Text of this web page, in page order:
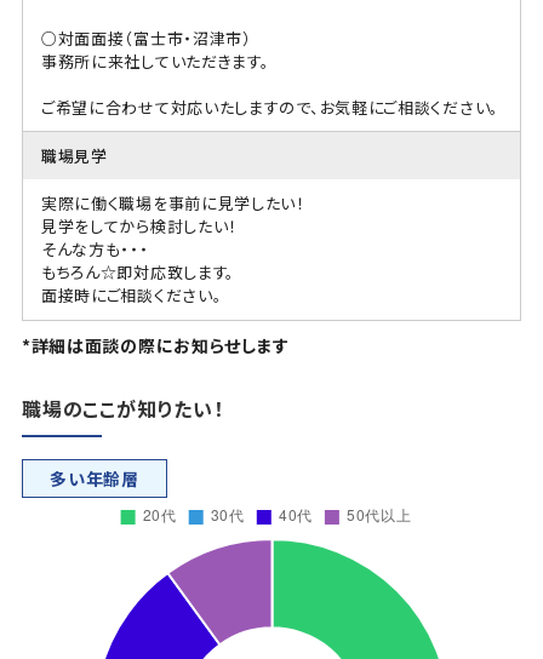
○対面面接（富士市・沼津市）
事務所に来社していただきます。
ご希望に合わせて対応いたしますので、お気軽にご相談ください。
職場見学
実際に働く職場を事前に見学したい！
見学をしてから検討したい！
そんな方も・・・
もちろん☆即対応致します。
面接時にご相談ください。
*詳細は面談の際にお知らせします
職場のここが知りたい！
多い年齢層